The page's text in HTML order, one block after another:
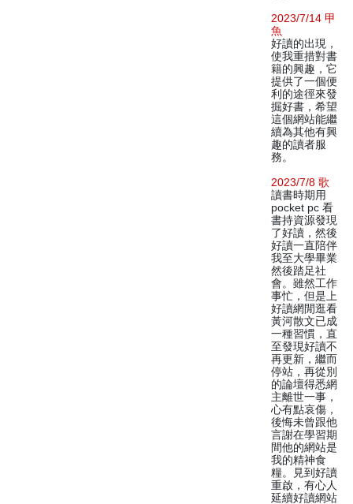
2023/7/14 甲
魚
好讀的出現，
使我重措對書
籍的興趣，它
提供了一個便
利的途徑來發
掘好書，希望
這個網站能繼
續為其他有興
趣的讀者服
務。
2023/7/8 歌
讀書時期用
pocket pc 看
書持資源發現
了好讀，然後
好讀一直陪伴
我至大學畢業
然後踏足社
會。雖然工作
事忙，但是上
好讀網閒逛看
黃河散文已成
一種習慣，直
至發現好讀不
再更新，繼而
停站，再從別
的論壇得悉網
主離世一事，
心有點哀傷，
後悔未曾跟他
言謝在學習期
間他的網站是
我的精神食
糧。見到好讀
重啟，有心人
延續好讀網站